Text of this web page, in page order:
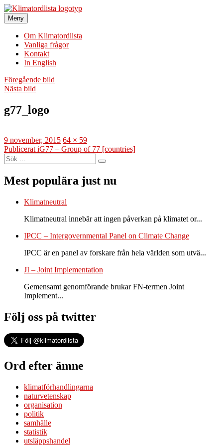
Hoppa
till
innehåll
Klimatordlista
Sveriges största klimatordlista
Meny
Om Klimatordlista
Vanliga frågor
Kontakt
In English
Föregående bild
Nästa bild
g77_logo
Publicerat
den
9 november, 2015 Full
storlek
64 × 59
Inläggsnavigering
Publicerat iG77 – Group of 77 [countries]
Sök
efter:
Sök
Mest populära just nu
Klimatneutral
Klimatneutral innebär att ingen påverkan på klimatet or...
IPCC – Intergovernmental Panel on Climate Change
IPCC är en panel av forskare från hela världen som utvä...
JI – Joint Implementation
Gemensamt genomförande brukar FN-termen Joint
Implement...
Följ oss på twitter
Ord efter ämne
klimatförhandlingarna
naturvetenskap
organisation
politik
samhälle
statistik
utsläppshandel